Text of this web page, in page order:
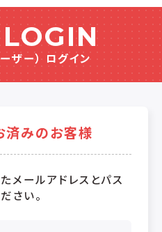
ザー） ログイン
済みのお客様
メールアドレスとパス
さい。